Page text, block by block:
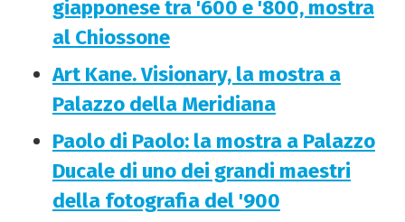
giapponese tra '600 e '800, mostra
al Chiossone
Art Kane. Visionary, la mostra a
Palazzo della Meridiana
Paolo di Paolo: la mostra a Palazzo
Ducale di uno dei grandi maestri
della fotografia del '900